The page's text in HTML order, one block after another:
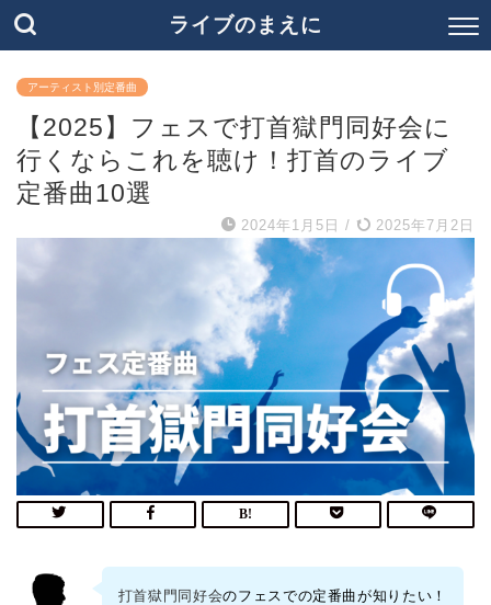
ライブのまえに
アーティスト別定番曲
【2025】フェスで打首獄門同好会に
行くならこれを聴け！打首のライブ
定番曲10選
2024年1月5日 / 2025年7月2日
打首獄門同好会のフェスでの定番曲が知りたい！